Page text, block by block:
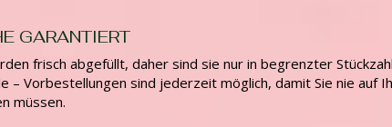
GARANTIERT
frisch abgefüllt, daher sind sie nur in begrenzter
– Vorbestellungen sind jederzeit möglich, damit Sie nie auf
müssen.